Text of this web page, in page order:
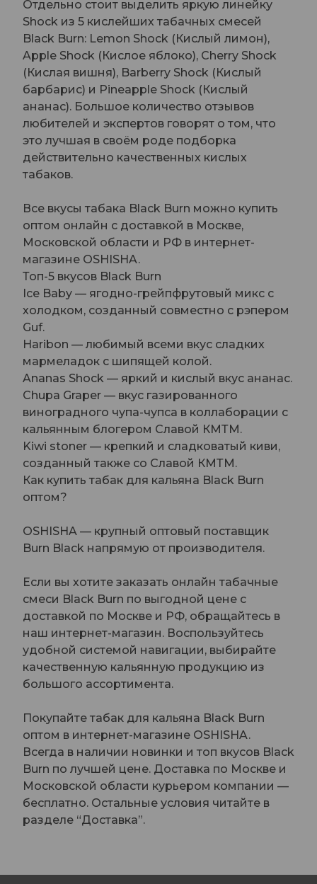
Отдельно стоит выделить яркую линейку
Shock из 5 кислейших табачных смесей
Black Burn: Lemon Shock (Кислый лимон),
Apple Shock (Кислое яблоко), Cherry Shock
(Кислая вишня), Barberry Shock (Кислый
барбарис) и Pineapple Shock (Кислый
ананас). Большое количество отзывов
любителей и экспертов говорят о том, что
это лучшая в своём роде подборка
действительно качественных кислых
табаков.
Все вкусы табака Black Burn можно купить
оптом онлайн с доставкой в Москве,
Московской области и РФ в интернет-
магазине OSHISHA.
Топ-5 вкусов Black Burn
Ice Baby — ягодно-грейпфрутовый микс с
холодком, созданный совместно с рэпером
Guf.
Haribon — любимый всеми вкус сладких
мармеладок с шипящей колой.
Ananas Shock — яркий и кислый вкус ананас.
Chupa Graper — вкус газированного
виноградного чупа-чупса в коллаборации с
кальянным блогером Славой КМТМ.
Kiwi stoner — крепкий и сладковатый киви,
созданный также со Славой КМТМ.
Как купить табак для кальяна Black Burn
оптом?
OSHISHA — крупный оптовый поставщик
Burn Black напрямую от производителя.
Если вы хотите заказать онлайн табачные
смеси Black Burn по выгодной цене с
доставкой по Москве и РФ, обращайтесь в
наш интернет-магазин. Воспользуйтесь
удобной системой навигации, выбирайте
качественную кальянную продукцию из
большого ассортимента.
Покупайте табак для кальяна Black Burn
оптом в интернет-магазине OSHISHA.
Всегда в наличии новинки и топ вкусов Black
Burn по лучшей цене. Доставка по Москве и
Московской области курьером компании —
бесплатно. Остальные условия читайте в
разделе “Доставка”.